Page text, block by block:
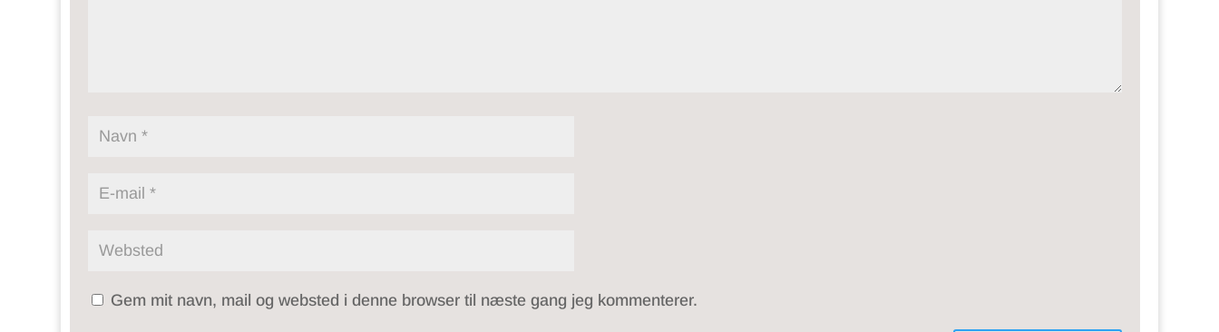
Gem mit navn, mail og websted i denne browser til næste gang jeg kommenterer.